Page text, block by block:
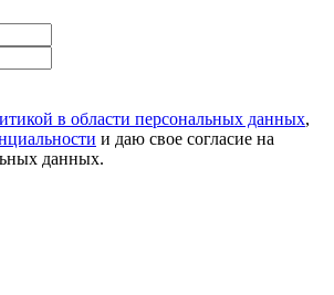
в области персональных данных,
и даю свое согласие на
данных.